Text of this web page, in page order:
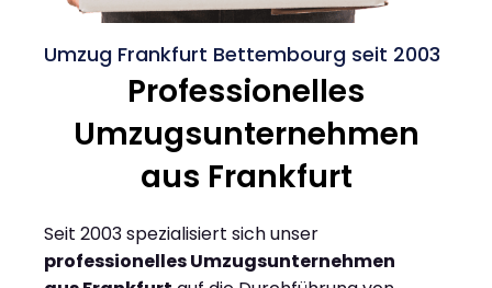
Umzug Frankfurt Bettembourg seit 2003
Professionelles
Umzugsunternehmen
aus Frankfurt
Seit 2003 spezialisiert sich unser
professionelles Umzugsunternehmen